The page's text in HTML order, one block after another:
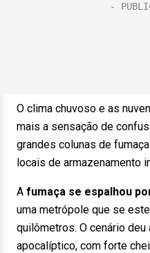
O clima chuvoso e as
mais a sensação de
grandes colunas de
locais de armazenamento
A fumaça se espalhou
uma metrópole que se
quilômetros. O cenário
apocalíptico, com forte